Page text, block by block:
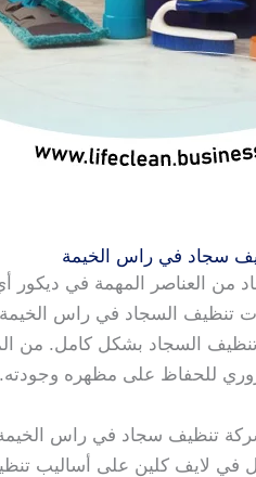
سجاد في راس الخيمة
من العناصر المهمة في
تنظيف السجاد في راس الخيمة
تنظيف السجاد بشكل كامل. من
للحفاظ على مظهره وجودته.
تنظيف سجاد في راس الخيمة
في لايف كلين على أساليب